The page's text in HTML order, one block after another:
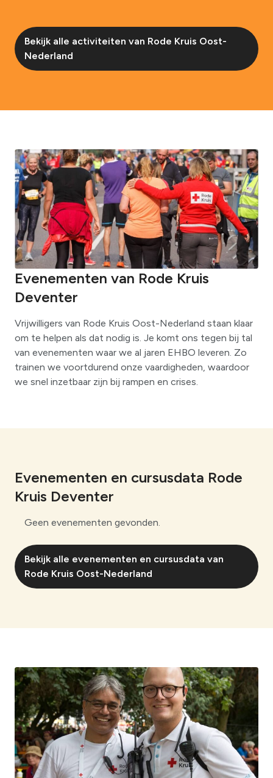
Bekijk alle activiteiten van Rode Kruis Oost-
Nederland
Evenementen van Rode Kruis
Deventer
Vrijwilligers van Rode Kruis Oost-Nederland staan klaar
om te helpen als dat nodig is. Je komt ons tegen bij tal
van evenementen waar we al jaren EHBO leveren. Zo
trainen we voortdurend onze vaardigheden, waardoor
we snel inzetbaar zijn bij rampen en crises.
Evenementen en cursusdata Rode
Kruis Deventer
Geen evenementen gevonden.
Bekijk alle evenementen en cursusdata van
Rode Kruis Oost-Nederland